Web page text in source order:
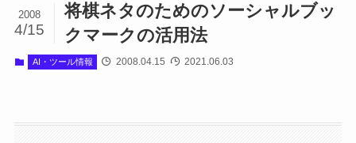
将棋ネタのためのソーシャルブッ
クマークの活用法
2008
4/15
AI・ツール情報 2008.04.15 2021.06.03